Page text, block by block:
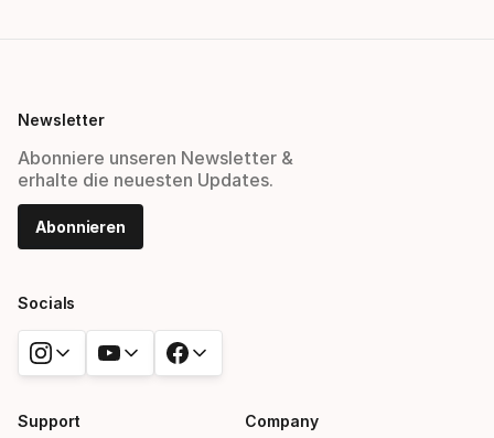
Newsletter
Abonniere unseren Newsletter &
erhalte die neuesten Updates.
Abonnieren
Socials
Support Company